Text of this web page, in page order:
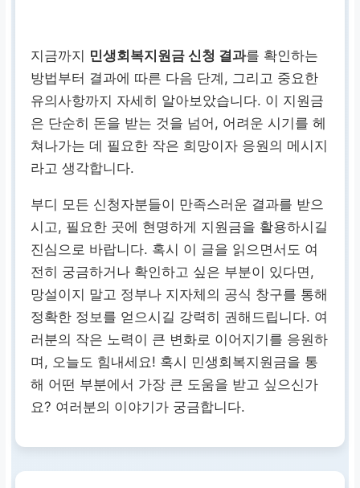
지금까지 민생회복지원금 신청 결과를 확인하는
방법부터 결과에 따른 다음 단계, 그리고 중요한
유의사항까지 자세히 알아보았습니다. 이 지원금
은 단순히 돈을 받는 것을 넘어, 어려운 시기를 헤
쳐나가는 데 필요한 작은 희망이자 응원의 메시지
라고 생각합니다.
부디 모든 신청자분들이 만족스러운 결과를 받으
시고, 필요한 곳에 현명하게 지원금을 활용하시길
진심으로 바랍니다. 혹시 이 글을 읽으면서도 여
전히 궁금하거나 확인하고 싶은 부분이 있다면,
망설이지 말고 정부나 지자체의 공식 창구를 통해
정확한 정보를 얻으시길 강력히 권해드립니다. 여
러분의 작은 노력이 큰 변화로 이어지기를 응원하
며, 오늘도 힘내세요! 혹시 민생회복지원금을 통
해 어떤 부분에서 가장 큰 도움을 받고 싶으신가
요? 여러분의 이야기가 궁금합니다.